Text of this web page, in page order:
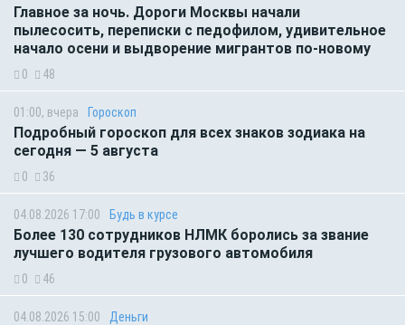
Главное за ночь. Дороги Москвы начали
пылесосить, переписки с педофилом, удивительное
начало осени и выдворение мигрантов по-новому
0 48
01:00, вчера Гороскоп
Подробный гороскоп для всех знаков зодиака на
сегодня — 5 августа
0 36
04.08.2026 17:00 Будь в курсе
Более 130 сотрудников НЛМК боролись за звание
лучшего водителя грузового автомобиля
0 46
04.08.2026 15:00 Деньги